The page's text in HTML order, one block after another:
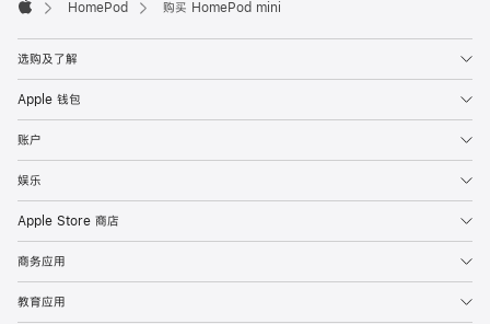
HomePod 购买 HomePod mini
选购及了解
Apple 钱包
账户
娱乐
Apple Store 商店
商务应用
教育应用